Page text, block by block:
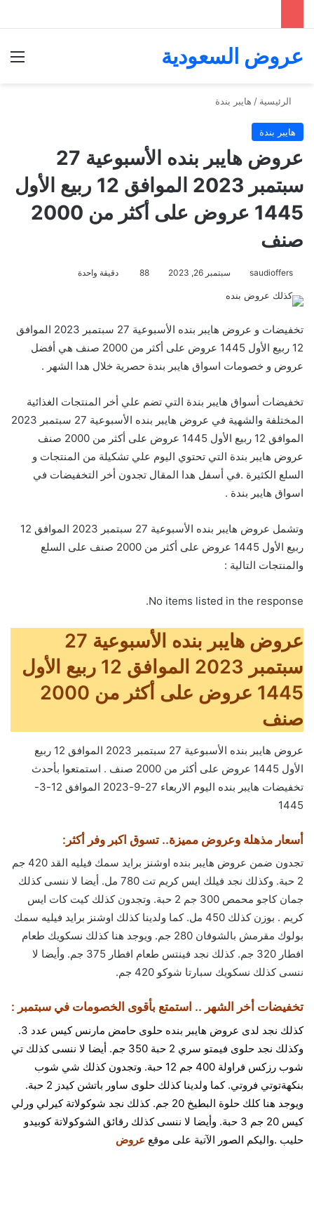
عروض السعودية
الرئيسية / هايبر بندة
هايبر بندة
عروض هايبر بنده الأسبوعية 27
سبتمبر 2023 الموافق 12 ربيع الأول
1445 عروض على أكثر من 2000
صنف
saudioffers سبتمبر 26, 2023 88 دقيقة واحدة
تخفيضات و عروض هايبر بنده الأسبوعية 27 سبتمبر 2023 الموافق
12 ربيع الأول 1445 عروض على أكثر من 2000 صنف هي أفضل
عروض و خصومات اسواق هايبر بندة حصرية خلال هدا الشهر .
تخفيضات أسواق هايبر بندة التي تضم علي أخر المنتجات الغذائية
المختلفة والشهية في عروض هايبر بنده الأسبوعية 27 سبتمبر 2023
الموافق 12 ربيع الأول 1445 عروض على أكثر من 2000 صنف
عروض هايبر بندة التي تحتوي اليوم علي تشكيلة من المنتجات و
السلع الكثيرة .في أسفل هدا المقال تجدون أخر التخفيضات في
اسواق هايبر بندة .
وتشمل عروض هايبر بنده الأسبوعية 27 سبتمبر 2023 الموافق 12
ربيع الأول 1445 عروض على أكثر من 2000 صنف على السلع
والمنتجات التالية :
No items listed in the response.
عروض هايبر بنده الأسبوعية 27
سبتمبر 2023 الموافق 12 ربيع الأول
1445 عروض على أكثر من 2000
صنف
عروض هايبر بنده الأسبوعية 27 سبتمبر 2023 الموافق 12 ربيع
الأول 1445 عروض على أكثر من 2000 صنف . استمتعوا بأحدث
تخفيضات هايبر بنده اليوم الاربعاء 27-9-2023 الموافق 12-3-
1445
أسعار مذهلة وعروض مميزة.. تسوق اكبر وفر أكثر:
تجدون ضمن عروض هايبر بنده اوشنز برايد سمك فيليه القد 420 جم
2 حبة. وكذلك نجد فيلك ايس كريم تت 780 مل. أيضا لا ننسى كذلك
جمان كاجو محمص 300 جم 2 حبة. وتجدون كذلك كيت كات ايس
كريم . بوزن كذلك 450 مل. كما ولدينا كذلك اوشنز برايد فيليه سمك
بولوك مقرمش بالشوفان 280 جم. ويوجد هنا كذلك نسكويك طعام
افطار 320 جم. كذلك نجد فينتس طعام افطار 375 جم. وأيضا لا
ننسى كذلك نسكويك سبارتا شوكو 420 جم.
تخفيضات أخر الشهر .. استمتع بأقوى الخصومات في سبتمبر :
كذلك نجد لدى عروض هايبر بنده حلوى حامض مارنس كيس عدد 3.
وكذلك نجد حلوى فيمتو سري 2 حبة 350 جم. أيضا لا ننسى كذلك تي
شوب رزكس فراولة 400 جم 12 حبة. وتجدون كذلك شي شوب
بنكهةتوتي فروتي. كما ولدينا كذلك حلوى ساور باتشن كيدز 2 حبة.
ويوجد هنا كلك حلوة البطيخ 20 جم. كذلك نجد شوكولاتة كيرلي ورلي
كيس 20 جم 3 حبة. وأيضا لا ننسى كذلك رقائق الشوكولاتة كوبيدو
حليب .واليكم الصور الآتية على موقع عروض